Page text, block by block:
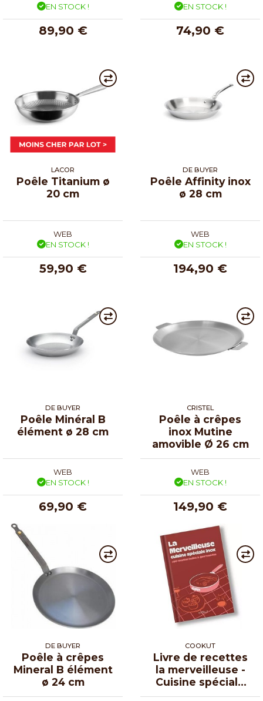
EN STOCK !
89,90 €
EN STOCK !
74,90 €
LACOR
Poêle Titanium ø
20 cm
WEB
EN STOCK !
59,90 €
DE BUYER
Poêle Affinity inox
ø 28 cm
WEB
EN STOCK !
194,90 €
DE BUYER
Poêle Minéral B
élément ø 28 cm
WEB
EN STOCK !
69,90 €
CRISTEL
Poêle à crêpes
inox Mutine
amovible Ø 26 cm
WEB
EN STOCK !
149,90 €
DE BUYER
Poêle à crêpes
Mineral B élément
ø 24 cm
COOKUT
Livre de recettes
la merveilleuse -
Cuisine spéciale
inox